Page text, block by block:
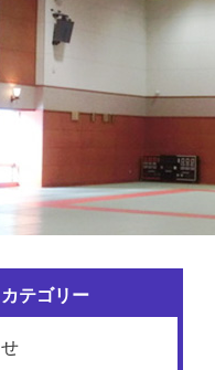
カテゴリー